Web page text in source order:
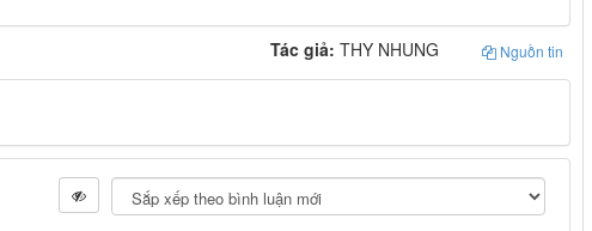
Tác giả: THY NHUNG Nguồn tin